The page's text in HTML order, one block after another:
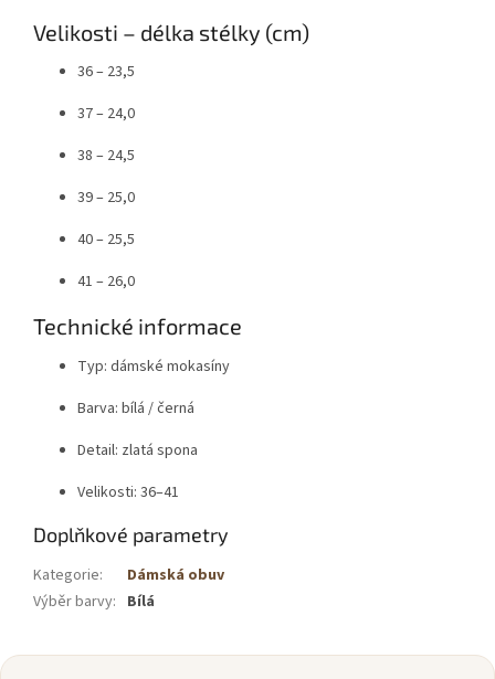
Velikosti – délka stélky (cm)
36 – 23,5
37 – 24,0
38 – 24,5
39 – 25,0
40 – 25,5
41 – 26,0
Technické informace
Typ: dámské mokasíny
Barva: bílá / černá
Detail: zlatá spona
Velikosti: 36–41
Doplňkové parametry
Kategorie:
Dámská obuv
Výběr barvy: Bílá
Z